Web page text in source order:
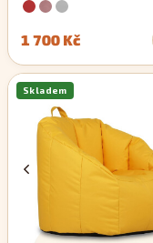
1 700 Kč
Skladem